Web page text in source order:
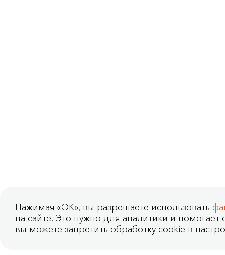
Нажимая «OK», вы разрешаете использовать
на сайте. Это нужно для аналитики и помогает
вы можете запретить обработку cookie в